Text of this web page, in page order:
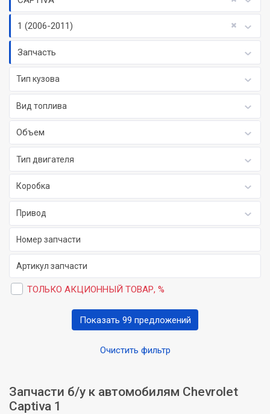
1 (2006-2011)
Запчасть
Тип кузова
Вид топлива
Объем
Тип двигателя
Коробка
Привод
ТОЛЬКО АКЦИОННЫЙ ТОВАР, %
Очистить фильтр
Показать 99 предложений
Запчасти б/у к автомобилям Chevrolet
Captiva 1